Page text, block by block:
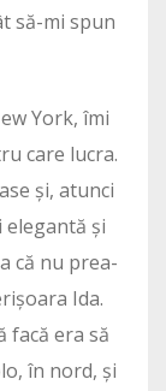
să-mi spun
York, îmi
care lucra.
și, atunci
elegantă și
că nu prea-
Ida.
facă era să
în nord, și